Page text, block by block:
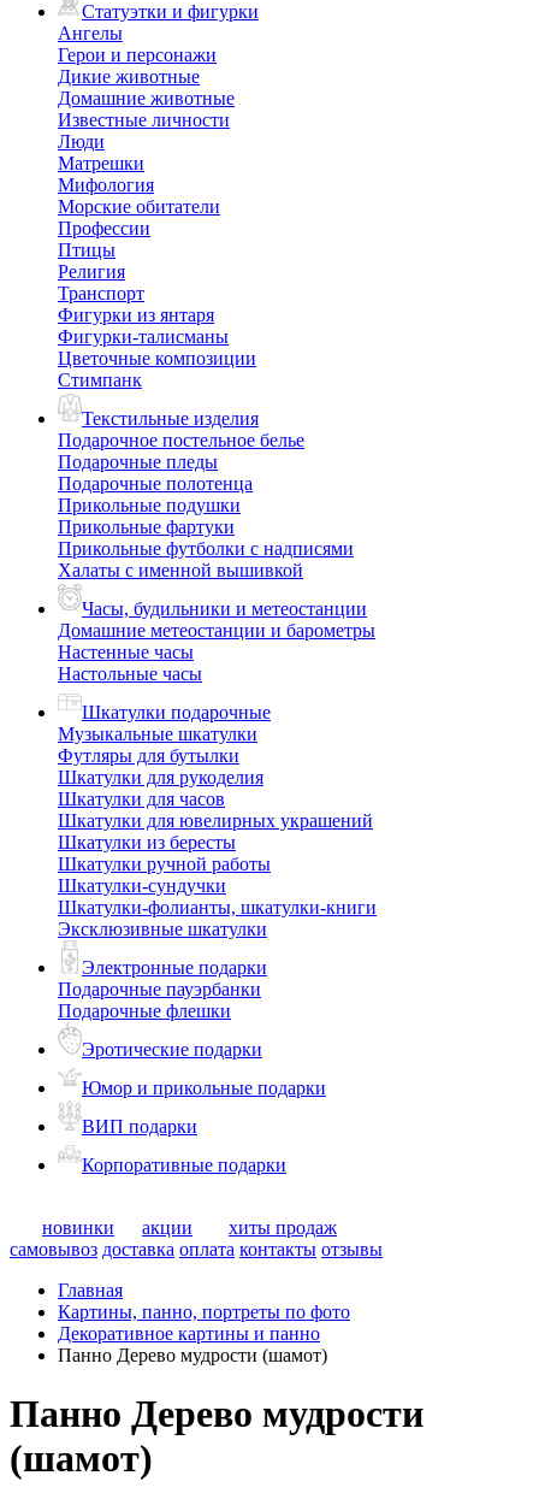
Статуэтки и фигурки
Ангелы
Герои и персонажи
Дикие животные
Домашние животные
Известные личности
Люди
Матрешки
Мифология
Морские обитатели
Профессии
Птицы
Религия
Транспорт
Фигурки из янтаря
Фигурки-талисманы
Цветочные композиции
Стимпанк
Текстильные изделия
Подарочное постельное белье
Подарочные пледы
Подарочные полотенца
Прикольные подушки
Прикольные фартуки
Прикольные футболки с надписями
Халаты с именной вышивкой
Часы, будильники и метеостанции
Домашние метеостанции и барометры
Настенные часы
Настольные часы
Шкатулки подарочные
Музыкальные шкатулки
Футляры для бутылки
Шкатулки для рукоделия
Шкатулки для часов
Шкатулки для ювелирных украшений
Шкатулки из бересты
Шкатулки ручной работы
Шкатулки-сундучки
Шкатулки-фолианты, шкатулки-книги
Эксклюзивные шкатулки
Электронные подарки
Подарочные пауэрбанки
Подарочные флешки
Эротические подарки
Юмор и прикольные подарки
ВИП подарки
Корпоративные подарки
новинки акции
хиты продаж
самовывоз доставка оплата контакты отзывы
Главная
Картины, панно, портреты по фото
Декоративное картины и панно
Панно Дерево мудрости (шамот)
Панно Дерево мудрости
(шамот)